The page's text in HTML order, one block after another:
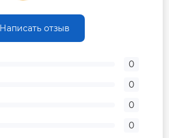
Написать отзыв
0
0
0
0